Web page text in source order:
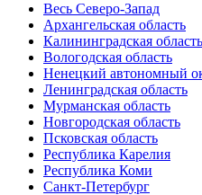
Весь Северо-Запад
Архангельская область
Калининградская область
Вологодская область
Ненецкий автономный
Ленинградская область
Мурманская область
Новгородская область
Псковская область
Республика Карелия
Республика Коми
Санкт-Петербург